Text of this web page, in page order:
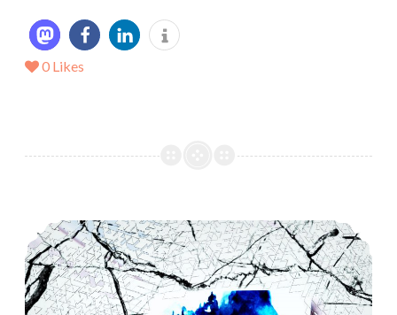
0 Likes
*Rezension* -> Die Dunkelheit deiner Seele (1) von Kate S. Stark